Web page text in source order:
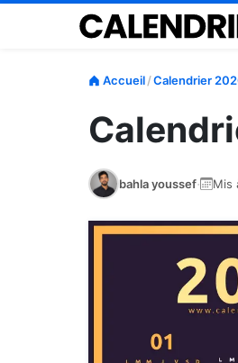
Accueil /Calendrier
bahla youssef· Mis